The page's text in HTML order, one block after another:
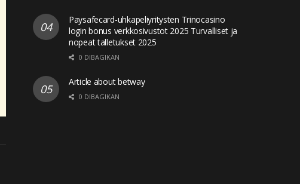
Paysafecard-uhkapeliyritysten Trinocasino
login bonus verkkosivustot 2025 Turvalliset ja
nopeat talletukset 2025
0 DIBAGIKAN
Article about betway
0 DIBAGIKAN